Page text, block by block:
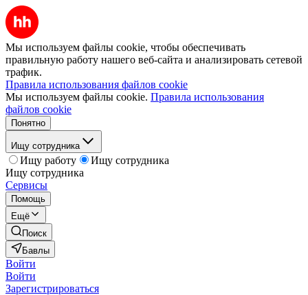
Мы используем файлы cookie, чтобы обеспечивать
правильную работу нашего веб-сайта и анализировать сетевой
трафик.
Правила использования файлов cookie
Мы используем файлы cookie. Правила использования
файлов cookie
Понятно
Ищу сотрудника
Ищу работу
Ищу сотрудника
Ищу сотрудника
Сервисы
Помощь
Ещё
Поиск
Бавлы
Войти
Войти
Зарегистрироваться